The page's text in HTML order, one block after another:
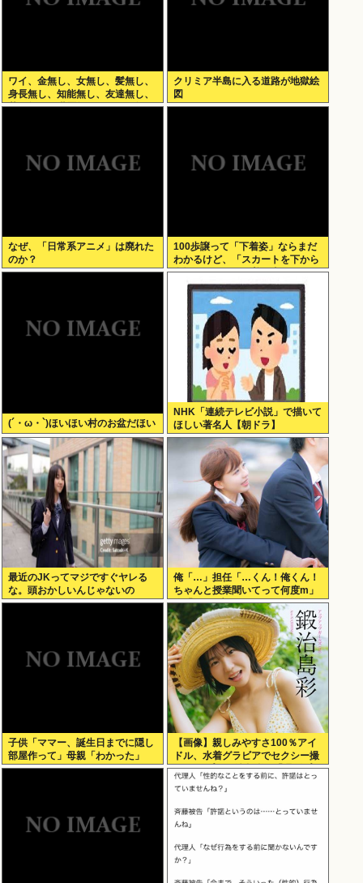
ワイ、金無し、女無し、髪無し、
身長無し、知能無し、友達無し、
若さ無し、職歴無し、やる気無し
クリミア半島に入る道路が地獄絵
図
なぜ、「日常系アニメ」は廃れた
のか？
100歩譲って「下着姿」ならまだ
わかるけど、「スカートを下から
盗撮して写った下着写真」見て何
が楽しいんだ？
(´・ω・`)ほいほい村のお盆だほい
NHK「連続テレビ小説」で描いて
ほしい著名人【朝ドラ】
最近のJKってマジですぐヤレる
な。頭おかしいんじゃないの
俺「…」担任「…くん！俺くん！
ちゃんと授業聞いてって何度m」
俺「(───来るッ！)」
子供「ママー、誕生日までに隠し
部屋作って」母親「わかった」
【画像】親しみやすさ100％アイ
ドル、水着グラビアでセクシー撮
wwwアプガ鍛治島彩、「週刊プレ
イボーイ」で美スタイルを大解
放！！！